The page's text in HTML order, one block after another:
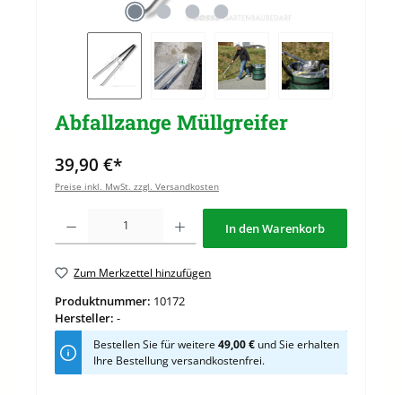
Abfallzange Müllgreifer
39,90 €*
Preise inkl. MwSt. zzgl. Versandkosten
Produkt Anzahl: Gib den gewünschten Wert ein oder benutze die Schaltflächen
In den Warenkorb
Zum Merkzettel hinzufügen
Produktnummer: 10172
Hersteller: -
Bestellen Sie für weitere49,00 € und Sie erhalten
Ihre Bestellung versandkostenfrei.